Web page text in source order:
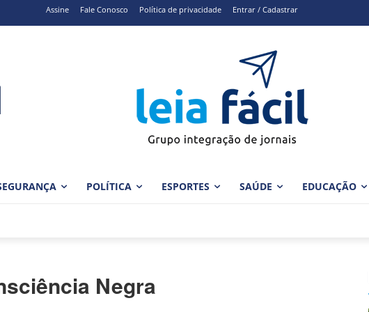
Assine Fale Conosco Política de privacidade Entrar / Cadastrar
POLÍTICA ESPORTES SAÚDE EDUCAÇÃO
Negra